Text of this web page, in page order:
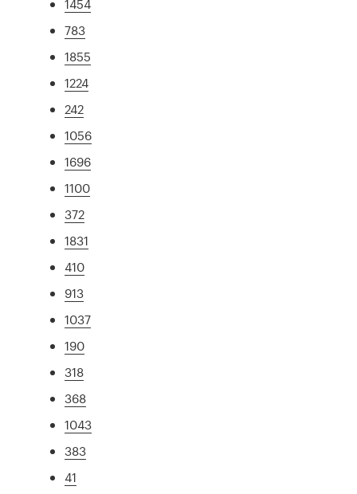
1454
783
1855
1224
242
1056
1696
1100
372
1831
410
913
1037
190
318
368
1043
383
41